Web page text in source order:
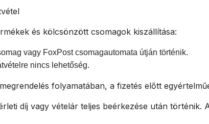
és kölcsönzött csomagok kiszállítása:
vagy FoxPost csomagautomata útján történik.
nincs lehetőség.
folyamatában, a fizetés előtt
díj vagy vételár teljes beérkezése után